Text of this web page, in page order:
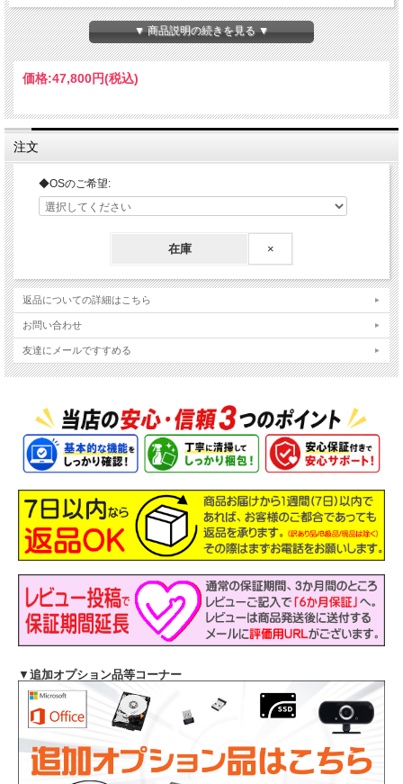
HP EliteDesk 800 G4 SF
WPS Office付き☆中古デスクトップパソコン
主なスペック
機種 HP EliteDesk 800 G4 SF ※3画面出力可能
液晶 付属しません ※オプションあり
OS
CPU
Intel Core i7-8700 プロセッサー 周波数
3.20GHz(第8世代)
メモリ 16GB（16384MB）
▼ 商品説明の続きを見る ▼
価格:47,800円(税込)
注文
◆OSのご希望:
在庫 ×
返品についての詳細はこちら
お問い合わせ
友達にメールですすめる
▼ 追加オプション品等コーナー